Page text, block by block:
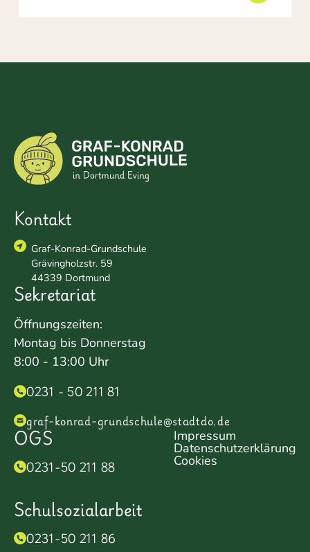
Kontakt
Graf-Konrad-Grundschule
Grävingholzstr. 59
44339 Dortmund
Sekretariat
Öffnungszeiten:
Montag bis Donnerstag
8:00 - 13:00 Uhr
0231 - 50 211 81
graf-konrad-grundschule@stadtdo.de
OGS
0231-50 211 88
Schulsozialarbeit
0231-50 211 86
Impressum
Datenschutzerklärung
Cookies